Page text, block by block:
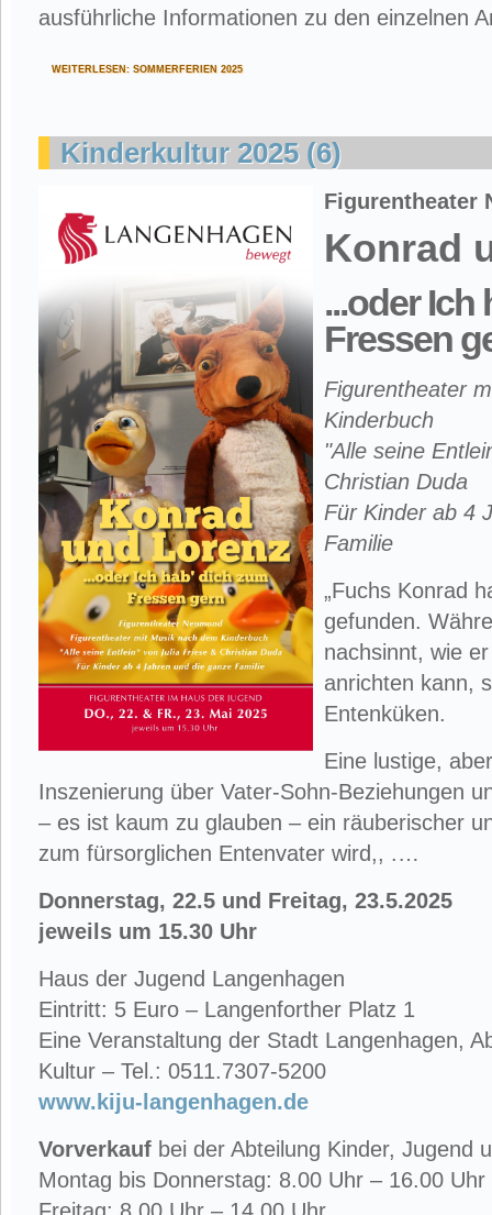
ausführliche Informationen zu den einzelnen
WEITERLESEN: SOMMERFERIEN 2025
Kinderkultur 2025 (6)
Figurentheater
Konrad
...oder Ich
Fressen
Figurentheater
Kinderbuch
"Alle seine
Christian Duda
Für Kinder ab 4
Familie
„Fuchs Konrad
gefunden.
nachsinnt, wie
anrichten kann,
Entenküken.
Eine lustige,
Inszenierung über Vater-Sohn-Beziehungen
– es ist kaum zu glauben – ein räuberischer
zum fürsorglichen Entenvater wird,, .…
Donnerstag, 22.5 und Freitag, 23.5.2025
jeweils um 15.30 Uhr
Haus der Jugend Langenhagen
Eintritt: 5 Euro – Langenforther Platz 1
Eine Veranstaltung der Stadt Langenhagen,
Kultur – Tel.: 0511.7307-5200
www.kiju-langenhagen.de
Vorverkauf bei der Abteilung Kinder, Jugend
Montag bis Donnerstag: 8.00 Uhr – 16.00 Uhr